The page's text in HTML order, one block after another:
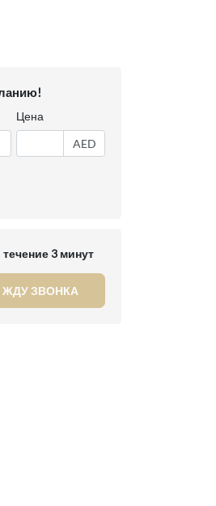
Цена
AED
течение 3 минут
ЖДУ ЗВОНКА